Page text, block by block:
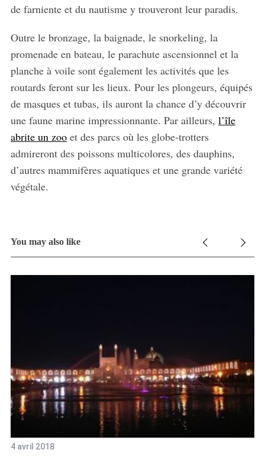
de farniente et du nautisme y trouveront leur paradis.
Outre le bronzage, la baignade, le snorkeling, la
promenade en bateau, le parachute ascensionnel et la
planche à voile sont également les activités que les
routards feront sur les lieux. Pour les plongeurs, équipés
de masques et tubas, ils auront la chance d’y découvrir
une faune marine impressionnante. Par ailleurs, l’île
abrite un zooet des parcs où les globe-trotters
admireront des poissons multicolores, des dauphins,
d’autres mammifères aquatiques et une grande variété
végétale.
You may also like
4 avril 2018